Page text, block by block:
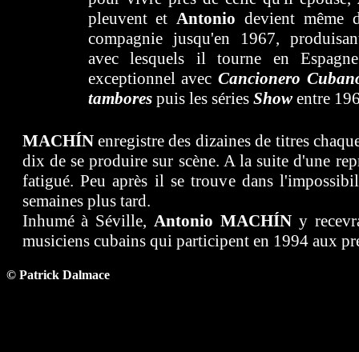
pleuvent etAntonio devient même
compagnie jusqu'en 1967,
avec lesquels il tourne en
exceptionnel avecCancionero
tamborespuis les séries Showentre
MACHÍNenregistre des dizaines de titres
dix de se produire sur scène. A la suite d'une
fatigué. Peu après il se trouve dans
semaines plus tard.
Inhumé à Séville,Antonio MACHÍNy
musiciens cubains qui participent en 1994 aux
© Patrick Dalmace